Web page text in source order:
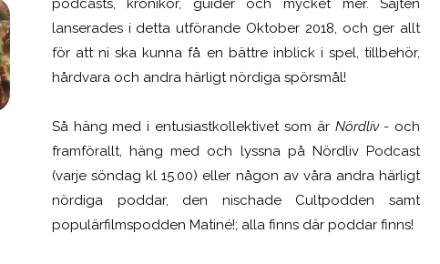
podcasts, krönikor, guider och mycket mer. Sajten
lanserades i detta utförande Oktober 2018, och ger allt
för att ni ska kunna få en bättre inblick i spel, tillbehör,
hårdvara och andra härligt nördiga spörsmål!
Så häng med i entusiastkollektivet som är Nördliv- och
framförallt, häng med och lyssna på Nördliv Podcast
(varje söndag kl 15.00) eller någon av våra andra härligt
nördiga poddar, den nischade Cultpodden samt
populärfilmspodden Matiné!; alla finns där poddar finns!